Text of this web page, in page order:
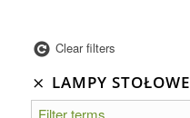
Clear filters
LAMPY STOŁOWE